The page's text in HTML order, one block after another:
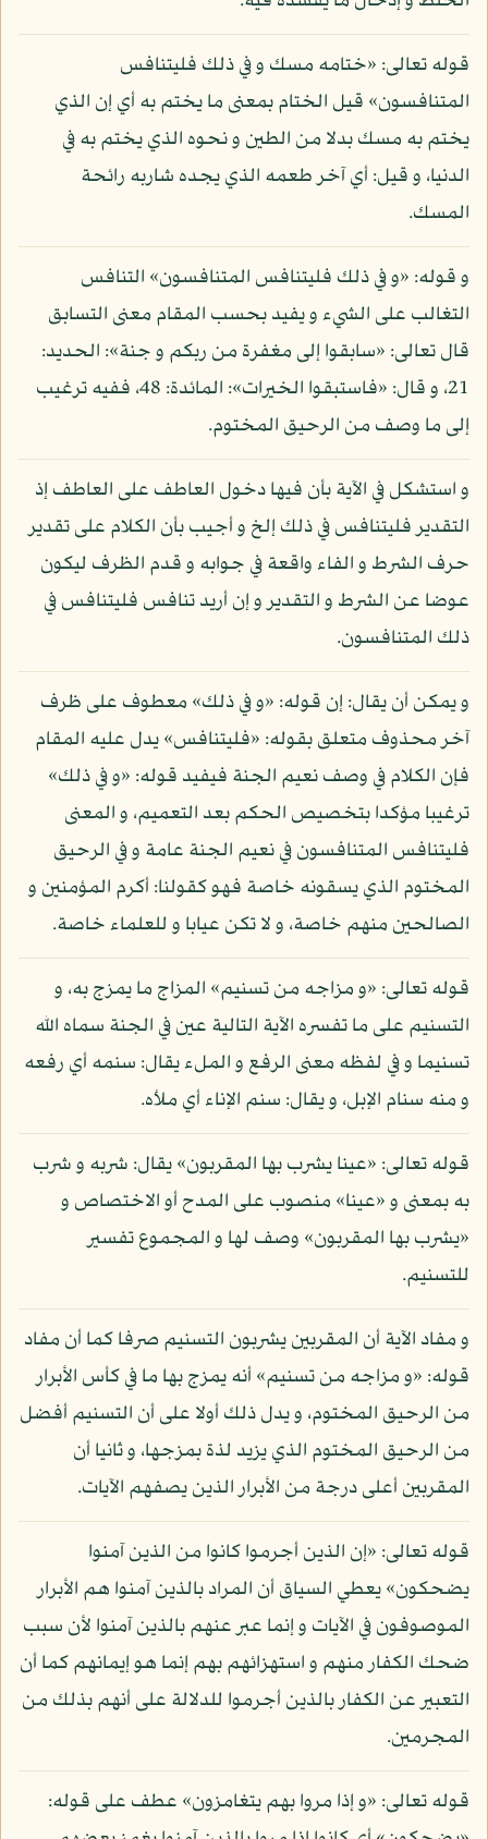
قوله تعالى: «ختامه مسك و في ذلك فليتنافس
المتنافسون» قيل الختام بمعنى ما يختم به أي إن الذي
يختم به مسك بدلا من الطين و نحوه الذي يختم به في
الدنيا، و قيل: أي آخر طعمه الذي يجده شاربه رائحة
المسك.
و قوله: «و في ذلك فليتنافس المتنافسون» التنافس
التغالب على الشيء و يفيد بحسب المقام معنى التسابق
قال تعالى: «سابقوا إلى مغفرة من ربكم و جنة»: الحديد:
21، و قال: «فاستبقوا الخيرات»: المائدة: 48، ففيه ترغيب
إلى ما وصف من الرحيق المختوم.
و استشكل في الآية بأن فيها دخول العاطف على العاطف إذ
التقدير فليتنافس في ذلك إلخ و أجيب بأن الكلام على تقدير
حرف الشرط و الفاء واقعة في جوابه و قدم الظرف ليكون
عوضا عن الشرط و التقدير و إن أريد تنافس فليتنافس في
ذلك المتنافسون.
و يمكن أن يقال: إن قوله: «و في ذلك» معطوف على ظرف
آخر محذوف متعلق بقوله: «فليتنافس» يدل عليه المقام
فإن الكلام في وصف نعيم الجنة فيفيد قوله: «و في ذلك»
ترغيبا مؤكدا بتخصيص الحكم بعد التعميم، و المعنى
فليتنافس المتنافسون في نعيم الجنة عامة و في الرحيق
المختوم الذي يسقونه خاصة فهو كقولنا: أكرم المؤمنين و
الصالحين منهم خاصة، و لا تكن عيابا و للعلماء خاصة.
قوله تعالى: «و مزاجه من تسنيم» المزاج ما يمزج به، و
التسنيم على ما تفسره الآية التالية عين في الجنة سماه الله
تسنيما و في لفظه معنى الرفع و الملء يقال: سنمه أي رفعه
و منه سنام الإبل، و يقال: سنم الإناء أي ملأه.
قوله تعالى: «عينا يشرب بها المقربون» يقال: شربه و شرب
به بمعنى و «عينا» منصوب على المدح أو الاختصاص و
«يشرب بها المقربون» وصف لها و المجموع تفسير
للتسنيم.
و مفاد الآية أن المقربين يشربون التسنيم صرفا كما أن مفاد
قوله: «و مزاجه من تسنيم» أنه يمزج بها ما في كأس الأبرار
من الرحيق المختوم، و يدل ذلك أولا على أن التسنيم أفضل
من الرحيق المختوم الذي يزيد لذة بمزجها، و ثانيا أن
المقربين أعلى درجة من الأبرار الذين يصفهم الآيات.
قوله تعالى: «إن الذين أجرموا كانوا من الذين آمنوا
يضحكون» يعطي السياق أن المراد بالذين آمنوا هم الأبرار
الموصوفون في الآيات و إنما عبر عنهم بالذين آمنوا لأن سبب
ضحك الكفار منهم و استهزائهم بهم إنما هو إيمانهم كما أن
التعبير عن الكفار بالذين أجرموا للدلالة على أنهم بذلك من
المجرمين.
قوله تعالى: «و إذا مروا بهم يتغامزون» عطف على قوله: